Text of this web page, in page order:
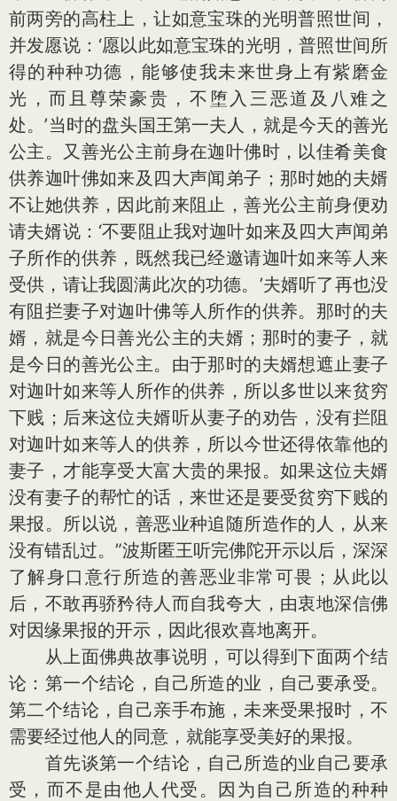
前两旁的高柱上，让如意宝珠的光明普照世间，
并发愿说：‘愿以此如意宝珠的光明，普照世间所
得的种种功德，能够使我未来世身上有紫磨金
光，而且尊荣豪贵，不堕入三恶道及八难之
处。’当时的盘头国王第一夫人，就是今天的善光
公主。又善光公主前身在迦叶佛时，以佳肴美食
供养迦叶佛如来及四大声闻弟子；那时她的夫婿
不让她供养，因此前来阻止，善光公主前身便劝
请夫婿说：‘不要阻止我对迦叶如来及四大声闻弟
子所作的供养，既然我已经邀请迦叶如来等人来
受供，请让我圆满此次的功德。’夫婿听了再也没
有阻拦妻子对迦叶佛等人所作的供养。那时的夫
婿，就是今日善光公主的夫婿；那时的妻子，就
是今日的善光公主。由于那时的夫婿想遮止妻子
对迦叶如来等人所作的供养，所以多世以来贫穷
下贱；后来这位夫婿听从妻子的劝告，没有拦阻
对迦叶如来等人的供养，所以今世还得依靠他的
妻子，才能享受大富大贵的果报。如果这位夫婿
没有妻子的帮忙的话，来世还是要受贫穷下贱的
果报。所以说，善恶业种追随所造作的人，从来
没有错乱过。”波斯匿王听完佛陀开示以后，深深
了解身口意行所造的善恶业非常可畏；从此以
后，不敢再骄矜待人而自我夸大，由衷地深信佛
对因缘果报的开示，因此很欢喜地离开。
从上面佛典故事说明，可以得到下面两个结
论：第一个结论，自己所造的业，自己要承受。
第二个结论，自己亲手布施，未来受果报时，不
需要经过他人的同意，就能享受美好的果报。
首先谈第一个结论，自己所造的业自己要承
受，而不是由他人代受。因为自己所造的种种